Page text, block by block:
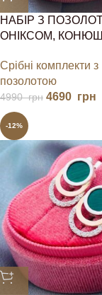
НАБІР З
ОНІКСОМ,
Срібні комплекти з
позолотою
4990грн 4690 грн
-12%